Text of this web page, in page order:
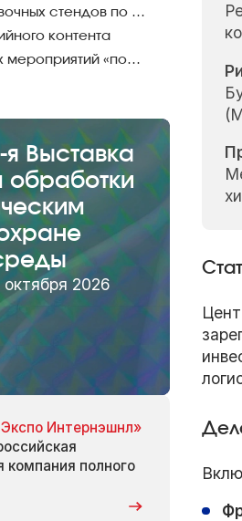
Строительство выставочных стендов по всему миру
контента
Организация деловых мероприятий «под ключ»
я Выставка
обработки
2026
Интернэшнл»
компания полного